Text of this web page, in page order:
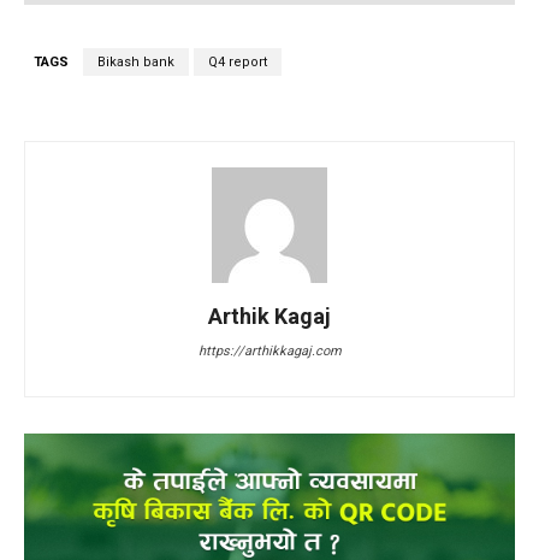
TAGS Bikash bank Q4 report
Arthik Kagaj
https://arthikkagaj.com